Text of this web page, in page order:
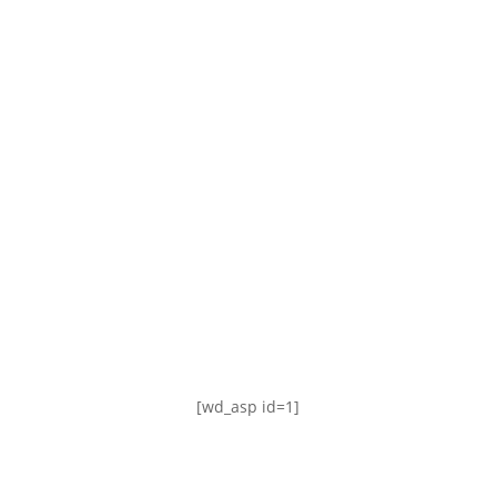
[wd_asp id=1]